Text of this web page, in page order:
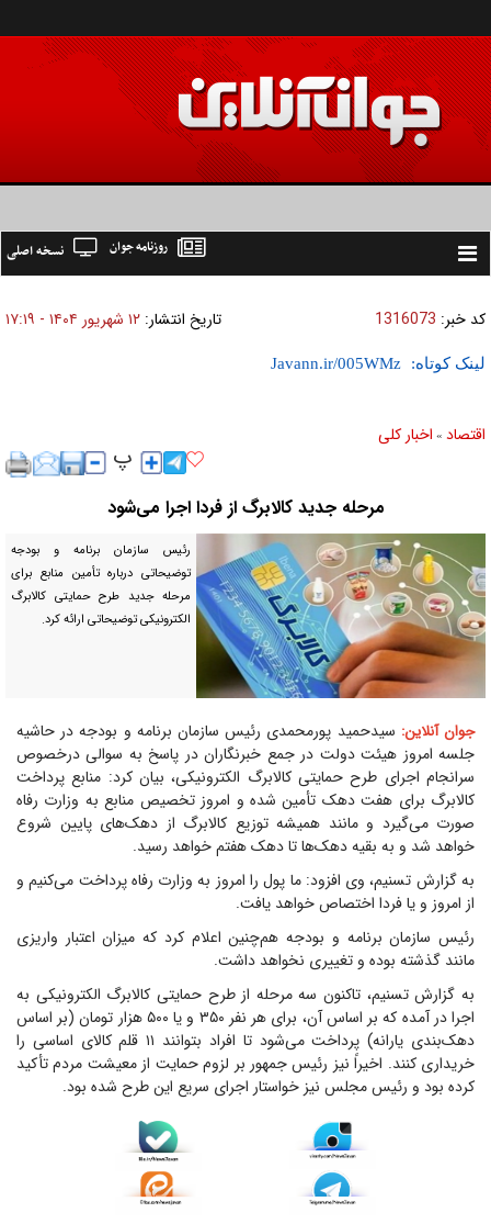
Toggle
نسخه اصلی روزنامه جوان
کد خبر: 1316073 تاریخ انتشار: ۱۲ شهريور ۱۴۰۴ - ۱۷:۱۹
لینک کوتاه:
اقتصاد » اخبار کلی
مرحله جدید کالابرگ از فردا اجرا می‌شود
رئیس سازمان برنامه و بودجه
توضیحاتی درباره تأمین منابع برای
مرحله جدید طرح حمایتی کالابرگ
الکترونیکی توضیحاتی ارائه کرد.
جوان آنلاین: سیدحمید پورمحمدی رئیس سازمان برنامه و بودجه در حاشیه
جلسه امروز هیئت دولت در جمع خبرنگاران در پاسخ به سوالی درخصوص
سرانجام اجرای طرح حمایتی کالابرگ الکترونیکی، بیان کرد: منابع پرداخت
کالابرگ برای هفت دهک تأمین شده و امروز تخصیص منابع به وزارت رفاه
صورت می‌گیرد و مانند همیشه توزیع کالابرگ از دهک‌های پایین شروع
خواهد شد و به بقیه دهک‌ها تا دهک هفتم خواهد رسید.
به گزارش تسنیم، وی افزود: ما پول را امروز به وزارت رفاه پرداخت می‌کنیم و
از امروز و یا فردا اختصاص خواهد یافت.
رئیس سازمان برنامه و بودجه هم‌چنین اعلام کرد که میزان اعتبار واریزی
مانند گذشته بوده و تغییری نخواهد داشت.
به گزارش تسنیم، تاکنون سه مرحله از طرح حمایتی کالابرگ الکترونیکی به
اجرا در آمده که بر اساس آن، برای هر نفر ۳۵۰ و یا ۵۰۰ هزار تومان (بر اساس
دهک‌بندی یارانه) پرداخت می‌شود تا افراد بتوانند ۱۱ قلم کالای اساسی را
خریداری کنند. اخیراً نیز رئیس جمهور بر لزوم حمایت از معیشت مردم تأکید
کرده بود و رئیس مجلس نیز خواستار اجرای سریع این طرح شده بود.